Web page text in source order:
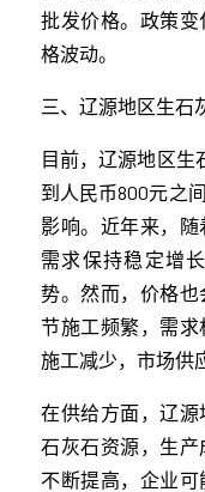
批发价格。政策
格波动。
三、辽源地区生石
目前，辽源地区生
到人民币800元之
影响。近年来，
需求保持稳定增
势。然而，价格
节施工频繁，需
施工减少，市场供
在供给方面，辽
石灰石资源，生
不断提高，企业